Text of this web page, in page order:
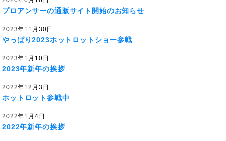
プロアンサーの通販サイト開始のお知らせ
2023年11月30日
やっぱり2023ホットロットショー参戦
2023年1月10日
2023年新年の挨拶
2022年12月3日
ホットロット参戦中
2022年1月4日
2022年新年の挨拶